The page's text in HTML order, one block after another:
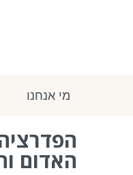
מי אנחנו
האדום